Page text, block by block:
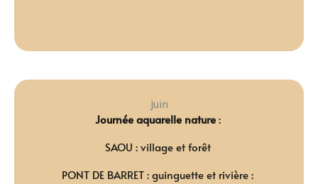
Juin
Journée aquarelle nature:
SAOU : village et forêt
PONT DE BARRET : guinguette et rivière :